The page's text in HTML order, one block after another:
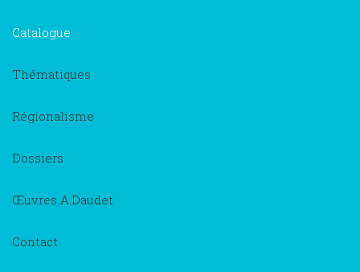
Catalogue
Thématiques
Régionalisme
Dossiers
Œuvres A.Daudet
Contact